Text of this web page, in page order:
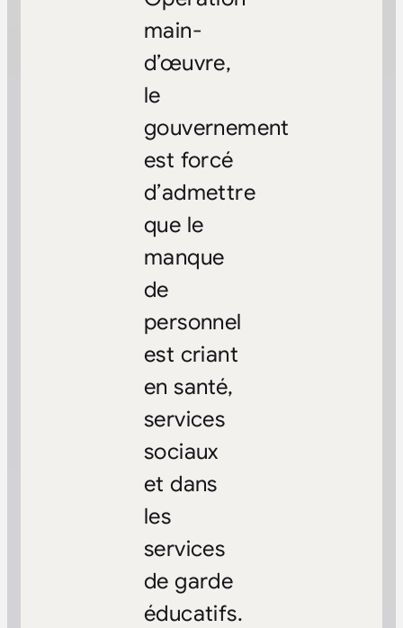
main-
d’œuvre,
le
gouvernement
est forcé
d’admettre
que le
manque
de
personnel
est criant
en santé,
services
sociaux
et dans
les
services
de garde
éducatifs.